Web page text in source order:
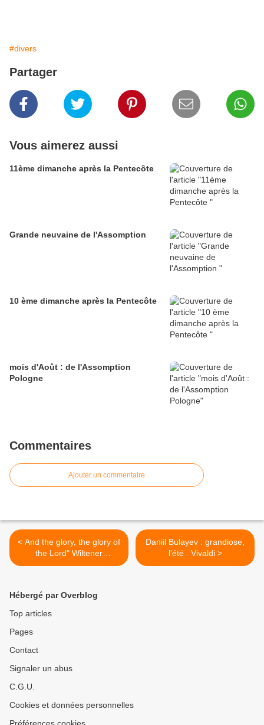
#divers
Partager
Vous aimerez aussi
11ème dimanche après la Pentecôte
Grande neuvaine de l'Assomption
10 ème dimanche après la Pentecôte
mois d'Août : de l'Assomption
Pologne
Commentaires
Ajouter un commentaire
< And the glory, the glory of
the Lord" Wiltener
Sängerknaben
Daniil Bulayev : grandiose,
l'été . Vivaldi >
Hébergé par Overblog
Top articles
Pages
Contact
Signaler un abus
C.G.U.
Cookies et données personnelles